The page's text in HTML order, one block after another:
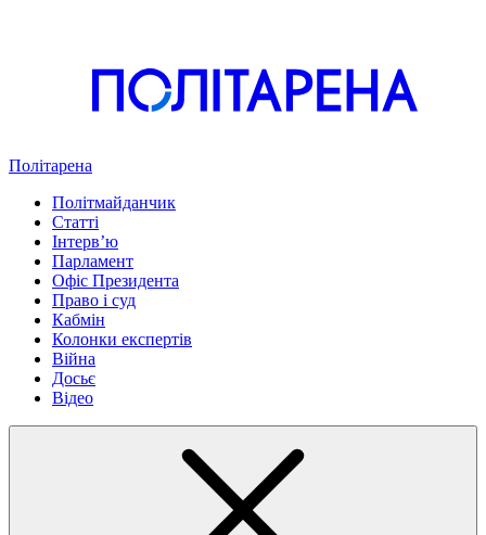
Політарена
Політмайданчик
Статті
Інтервʼю
Парламент
Офіс Президента
Право і суд
Кабмін
Колонки експертів
Війна
Досьє
Відео